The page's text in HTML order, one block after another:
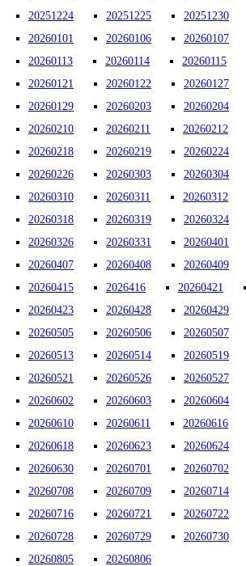
20251224
20251225 20251230
20260101
20260106 20260107
20260113
20260114 20260115
20260121
20260122 20260127
20260129
20260203 20260204
20260210
20260211 20260212
20260218
20260219 20260224
20260226
20260303 20260304
20260310
20260311 20260312
20260318
20260319 20260324
20260326
20260331 20260401
20260407
20260408 20260409
20260415
2026416 20260421
20260423
20260428 20260429
20260505
20260506 20260507
20260513
20260514 20260519
20260521
20260526 20260527
20260602
20260603 20260604
20260610
20260611 20260616
20260618
20260623 20260624
20260630
20260701 20260702
20260708
20260709 20260714
20260716
20260721 20260722
20260728
20260729 20260730
20260805
20260806